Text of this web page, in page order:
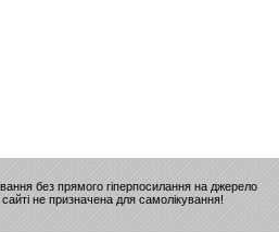
без прямого гіперпосилання на джерело
не призначена для самолікування!